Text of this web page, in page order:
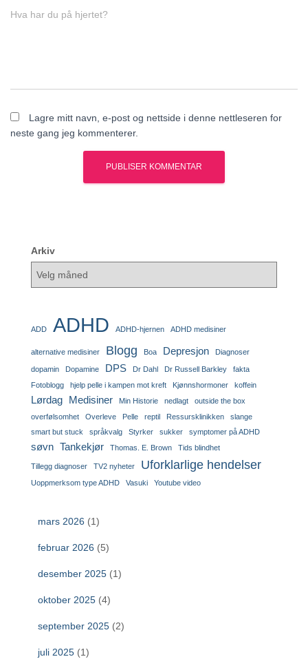
Hva har du på hjertet?
Lagre mitt navn, e-post og nettside i denne nettleseren for
neste gang jeg kommenterer.
Arkiv
ADD ADHD ADHD-hjernen ADHD medisiner
alternative medisiner Blogg Boa Depresjon Diagnoser
dopamin Dopamine DPS Dr Dahl Dr Russell Barkley
fakta
Fotoblogg
hjelp pelle i kampen mot kreft Kjønnshormoner koffein
Lørdag Medisiner Min Historie nedlagt
outside the box
overfølsomhet
Overleve Pelle reptil Ressursklinikken
slange
smart but stuck
språkvalg Styrker sukker symptomer på ADHD
søvn Tankekjør Thomas. E. Brown Tids blindhet
Tillegg diagnoser TV2 nyheter Uforklarlige hendelser
Uoppmerksom type ADHD Vasuki Youtube video
mars 2026 (1)
februar 2026 (5)
desember 2025 (1)
oktober 2025 (4)
september 2025 (2)
juli 2025 (1)